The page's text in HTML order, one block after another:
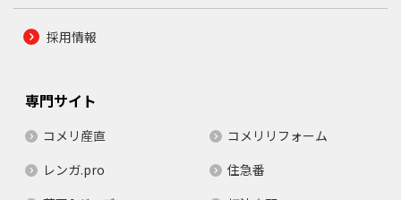
採用情報
専門サイト
コメリ産直
コメリリフォーム
レンガ.pro
住急番